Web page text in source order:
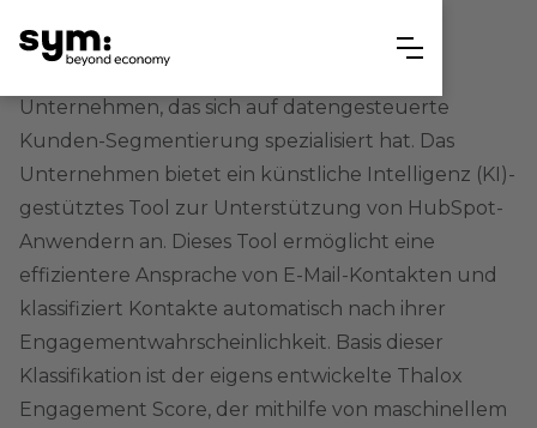
Die Thalox AG ist ein technologisches
Unternehmen, das sich auf datengesteuerte
Kunden-Segmentierung spezialisiert hat. Das
Unternehmen bietet ein künstliche Intelligenz (KI)-
gestütztes Tool zur Unterstützung von HubSpot-
Anwendern an. Dieses Tool ermöglicht eine
effizientere Ansprache von E-Mail-Kontakten und
klassifiziert Kontakte automatisch nach ihrer
Engagementwahrscheinlichkeit. Basis dieser
Klassifikation ist der eigens entwickelte Thalox
Engagement Score, der mithilfe von maschinellem